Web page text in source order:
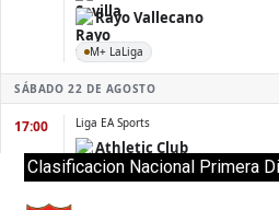
Clasificacion Nacional Primera